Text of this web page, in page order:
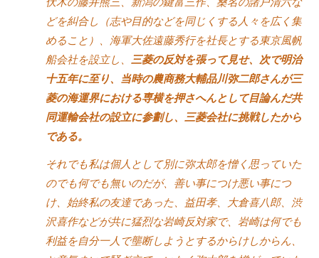
どを糾合し
（志や目的などを同じくする人々を広く集
めること）、 海軍大佐遠藤秀行を社長とする東京風帆
船会社を設立し、 三菱の反対を張って見せ、次で明治
十五年に至り、当時の農商務大輔品川弥二郎さんが三
菱の海運界における専横を押さへんとして目論んだ共
同運輸会社の設立に参劃し、三菱会社に挑戦したから
である。
それでも私は個人として別に弥太郎を憎く思っていた
のでも何でも無いのだが、善い事につけ悪い事につ
け、始終私の友達であった、益田孝、大倉喜八郎、渋
沢喜作などが共に猛烈な岩崎反対家で、岩崎は何でも
利益を自分一人で壟断しようとするからけしからん、